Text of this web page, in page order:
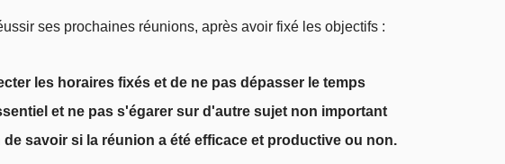
ses prochaines réunions, après avoir fixé les objectifs :
les horaires fixés et de ne pas dépasser le temps
et ne pas s'égarer sur d'autre sujet non important
de savoir si la réunion a été efficace et productive ou non.